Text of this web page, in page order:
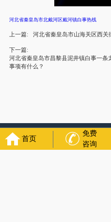
河北省秦皇岛市北戴河区戴河镇白事热线
上一篇: 河北省秦皇岛市山海关区西关
下一篇:
河北省秦皇岛市昌黎县泥井镇白事一条
事项有什么？
友情链接： 苏州丧葬公司
葬服务公司
南昌青山湖白事公司 呼
首页
免费
咨询